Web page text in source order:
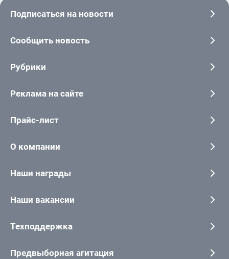
Подписаться на новости
Сообщить новость
Рубрики
Реклама на сайте
Прайс-лист
О компании
Наши награды
Наши вакансии
Техподдержка
Предвыборная агитация